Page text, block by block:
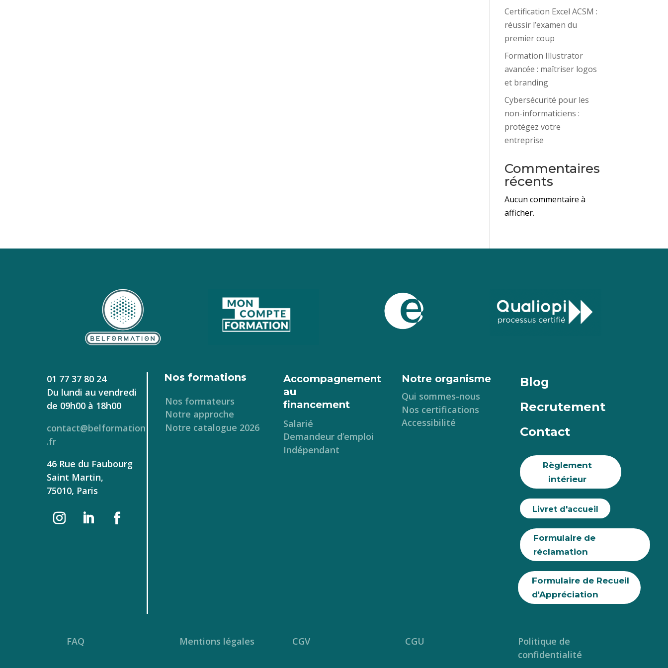
Certification Excel ACSM :
réussir l’examen du
premier coup
Formation Illustrator
avancée : maîtriser logos
et branding
Cybersécurité pour les
non-informaticiens :
protégez votre
entreprise
Commentaires
récents
Aucun commentaire à
afficher.
01 77 37 80 24
Du lundi au vendredi
de 09h00 à 18h00
contact@belformation
.fr
46 Rue du Faubourg
Saint Martin,
75010, Paris
Nos formations
Nos formateurs
Notre approche
Notre catalogue 2026
Accompagnement
au
financement
Salarié
Demandeur d’emploi
Indépendant
Notre organisme
Qui sommes-nous
Nos certifications
Accessibilité
Blog
Recrutement
Contact
Règlement
intérieur
Livret d'accueil
Formulaire de
réclamation
Formulaire de Recueil
d'Appréciation
FAQ Mentions légales CGV CGU
Politique de
confidentialité